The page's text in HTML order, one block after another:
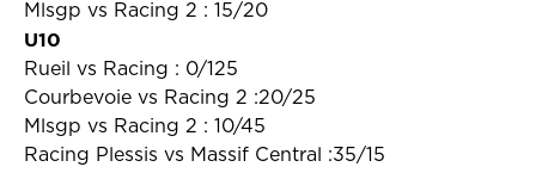
Mlsgp vs Racing 2 : 15/20
U10
Rueil vs Racing : 0/125
Courbevoie vs Racing 2 :20/25
Mlsgp vs Racing 2 : 10/45
Racing Plessis vs Massif Central :35/15